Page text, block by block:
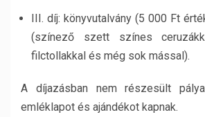
III. díj: könyvutalvány (5 000 Ft
(színező szett színes
filctollakkal és még sok mással).
A díjazásban nem részesült
emléklapot és ajándékot kapnak.